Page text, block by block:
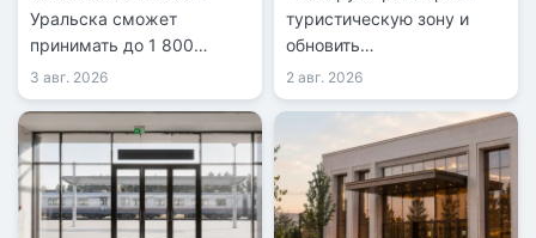
реконструкции
Уральска сможет
принимать до 1 800
пассажиров в сутки.
3 авг. 2026
туристическую зону и
обновить
инфраструктуру.
2 авг. 2026